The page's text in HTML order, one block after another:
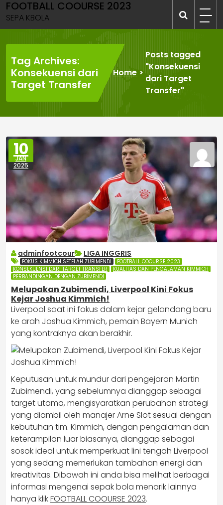
Skip
to
content
FOOTBALL COOURSE 2023
SEPA KBOLA
Tag Archives:
Konsekuensi dari
Target Transfer
Home>
Posts tagged
"Konsekuensi
dari Target
Transfer"
10
JAN
2025
adminfootcour LIGA INGGRIS
FOKUS KIMMICH SETELAH ZUBIMENDI
FOOTBALL COOURSE 2023
KONSEKUENSI DARI TARGET TRANSFER
KUALITAS DAN PENGALAMAN KIMMICH
PERBANDINGAN DENGAN ZUBIMENDI
Melupakan Zubimendi, Liverpool Kini Fokus
Kejar Joshua Kimmich!
Liverpool saat ini fokus dalam kejar gelandang baru
ke arah Joshua Kimmich, pemain Bayern Munich
yang kontraknya akan berakhir.
Keputusan untuk mundur dari pengejaran Martin
Zubimendi, yang sebelumnya dianggap sebagai
target utama, mengisyaratkan perubahan strategi
yang diambil oleh manajer Arne Slot sesuai dengan
kebutuhan tim. Kimmich, dengan pengalaman dan
keterampilan luar biasanya, dianggap sebagai
sosok ideal untuk memperkuat lini tengah Liverpool
yang sedang memerlukan tambahan energi dan
kreativitas. Dibawah ini anda bisa melihat berbagai
informasi mengenai sepak bola menarik lainnya
hanya klikFOOTBALL COOURSE 2023.